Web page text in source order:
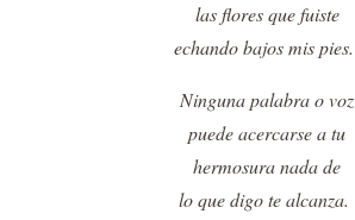
las flores que fuiste
echando bajos mis pies.
Ninguna palabra o voz
puede acercarse a tu
hermosura nada de
lo que digo te alcanza.